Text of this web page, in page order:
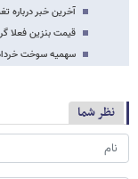
آخرین خبر درباره
قیمت بنزین فعلا
سهمیه سوخت
نظر شما